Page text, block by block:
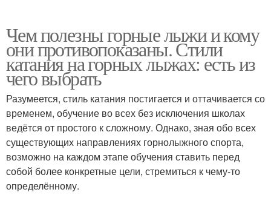
Чем полезны горные лыжи и кому
они противопоказаны. Стили
катания на горных лыжах: есть из
чего выбрать
Разумеется, стиль катания постигается и оттачивается со
временем, обучение во всех без исключения школах
ведётся от простого к сложному. Однако, зная обо всех
существующих направлениях горнолыжного спорта,
возможно на каждом этапе обучения ставить перед
собой более конкретные цели, стремиться к чему-то
определённому.